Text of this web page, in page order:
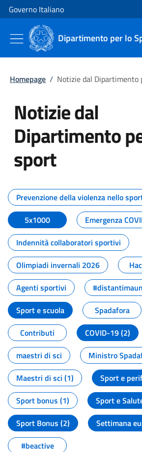
Vai al contenuto
Vai alla navigazione del sito
Governo Italiano
Dipartimento per lo
Homepage / Notizie dal Dipartimento
Notizie dal
Dipartimento
sport
Tutti i contenuti
Prevenzione della violenza nello
5x1000
Emergenza
Indennità collaboratori sportivi
Olimpiadi invernali 2026
Agenti sportivi
Sport e scuola
Spadafora
Contributi
COVID-19 (2)
maestri di sci
Ministro
Maestri di sci (1)
Sport e
Sport bonus (1)
Sport e
Sport Bonus (2)
Settimana
#beactive